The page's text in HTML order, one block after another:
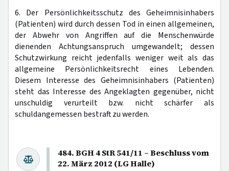
6. Der Persönlichkeitsschutz des Geheimnisinhabers
(Patienten) wird durch dessen Tod in einen allgemeinen,
der Abwehr von Angriffen auf die Menschenwürde
dienenden Achtungsanspruch umgewandelt; dessen
Schutzwirkung reicht jedenfalls weniger weit als das
allgemeine Persönlichkeitsrecht eines Lebenden.
Diesem Interesse des Geheimnisinhabers (Patienten)
steht das Interesse des Angeklagten gegenüber, nicht
unschuldig verurteilt bzw. nicht schärfer als
schuldangemessen bestraft zu werden.
484. BGH 4 StR 541/11 – Beschluss vom
22. März 2012 (LG Halle)